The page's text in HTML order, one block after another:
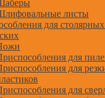
листы
для
для
для
для